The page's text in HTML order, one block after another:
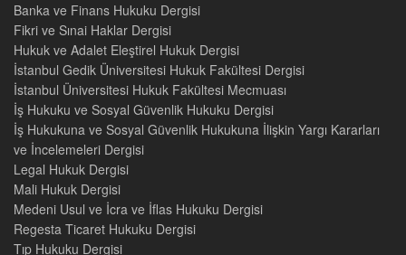
2.2. KIDEM SÜRESİNİN NİTELİĞİ
2.3. İŞ KANUNU KAPSAMINDA KIDEMİN BELİRLENMESİ
2.3.1. Kıdem Süresinin Başlangıcı ve Sonu
2.3.1.1. Kıdem süresinin başlangıcı 71
2.3.1.2. Kıdem süresinin sonu 73
2.3.2. İş Sözleşmesinin Askıda Olduğu Durumlarda Kıdemin
Belirlenmesi 81
2.3.2.1. Ücretsiz izin süreleri 83
2.3.2.2. Raporlu olunan süreler
2.3.2.3. Grev ve lokavt durumunda askıda geçen süreler
2.3.2.4. Gözaltı, tutukluluk ve hükümlülükte geçen süreler
2.3.2.5. Mevsimlik çalışmalarda mevsim dışı süreler
2.3.2.6. İşe iade davalarında askıda geçen süreler
2.3.3. Aynı İşverene Bağlı Olarak Aynı İş Sözleşmesiyle Geçen
Banka ve Finans Hukuku Dergisi
Fikri ve Sınai Haklar Dergisi
Hukuk ve Adalet Eleştirel Hukuk Dergisi
İstanbul Gedik Üniversitesi Hukuk Fakültesi Dergisi
İstanbul Üniversitesi Hukuk Fakültesi Mecmuası
İş Hukuku ve Sosyal Güvenlik Hukuku Dergisi
İş Hukukuna ve Sosyal Güvenlik Hukukuna İlişkin Yargı Kararları
ve İncelemeleri Dergisi
Legal Hukuk Dergisi
Mali Hukuk Dergisi
Medeni Usul ve İcra ve İflas Hukuku Dergisi
Regesta Ticaret Hukuku Dergisi
Tıp Hukuku Dergisi